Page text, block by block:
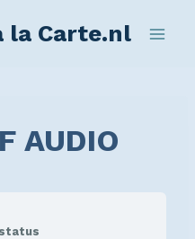
la Carte.nl
AUDIO